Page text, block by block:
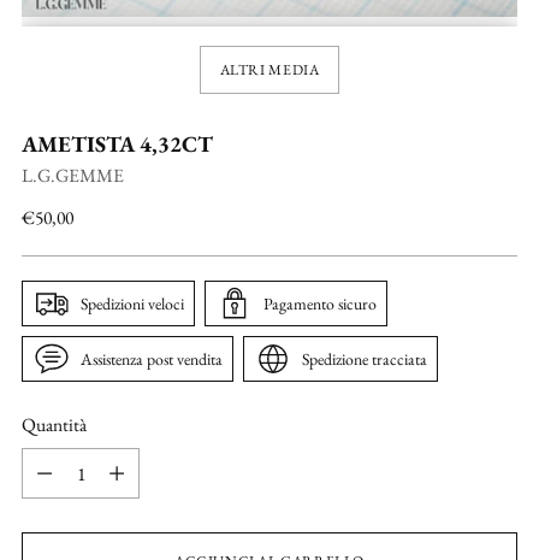
ALTRI MEDIA
AMETISTA 4,32CT
L.G.GEMME
Prezzo
€50,00
Spedizioni veloci Pagamento sicuro
Assistenza post vendita Spedizione tracciata
Quantità